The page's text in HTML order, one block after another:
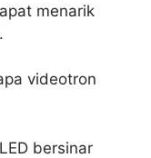
menarik
videotron
bersinar